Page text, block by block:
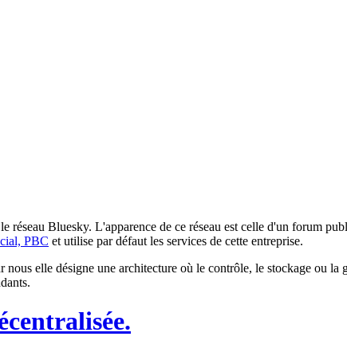
réseau Bluesky. L'apparence de ce réseau est celle d'un forum
PBC et utilise par défaut les services de cette entreprise.
elle désigne une architecture où le contrôle, le stockage ou la